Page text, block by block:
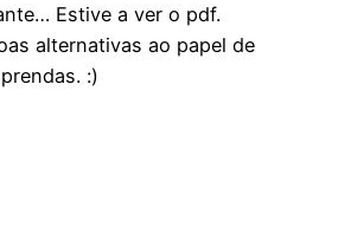
Estive a ver o pdf.
alternativas ao papel de
:)